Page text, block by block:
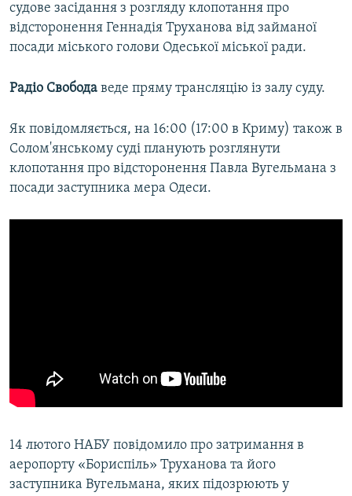
Усі сайти RFE/RL
судове засідання з розгляду клопотання про
відсторонення Геннадія Труханова від займаної
посади міського голови Одеської міської ради.
Радіо Свобода веде пряму трансляцію із залу суду.
Як повідомляється, на 16:00 (17:00 в Криму) також в
Солом'янському суді планують розглянути
клопотання про відсторонення Павла Вугельмана з
посади заступника мера Одеси.
14 лютого НАБУ повідомило про затримання в
аеропорту «Бориспіль» Труханова та його
заступника Вугельмана, яких підозрюють у